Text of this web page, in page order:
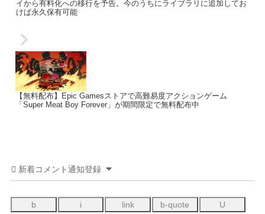
イから有料化への移行を予告。今のうちにライブラリに追加してお
けば永久保有可能
【無料配布】Epic Gamesストアで高難易度アクションゲーム
「Super Meat Boy Forever」が期間限定で無料配布中
新着コメント通知登録